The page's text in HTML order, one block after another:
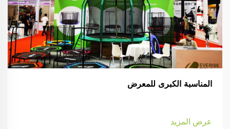
المناسبة الكبرى للمعرض
عرض المزيد